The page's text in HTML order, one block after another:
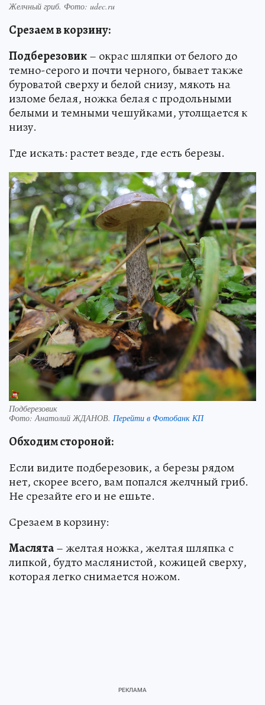
Желчный гриб. Фото: udec.ru
Срезаем в корзину:
Подберезовик– окрас шляпки от белого до
темно-серого и почти черного, бывает также
буроватой сверху и белой снизу, мякоть на
изломе белая, ножка белая с продольными
белыми и темными чешуйками, утолщается к
низу.
Где искать: растет везде, где есть березы.
Подберезовик
Фото:Анатолий ЖДАНОВ. Перейти в Фотобанк КП
Обходим стороной:
Если видите подберезовик, а березы рядом
нет, скорее всего, вам попался желчный гриб.
Не срезайте его и не ешьте.
Срезаем в корзину:
Маслята– желтая ножка, желтая шляпка с
липкой, будто маслянистой, кожицей сверху,
которая легко снимается ножом.